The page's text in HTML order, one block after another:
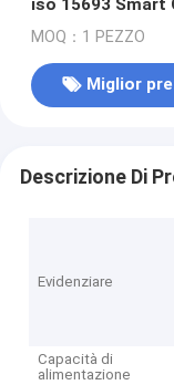
iso 15693 Smart
autonomia RFID
MOQ：1 PEZZO
Miglior
Descrizione Di
Evidenziare
Capacità di
alimentazione